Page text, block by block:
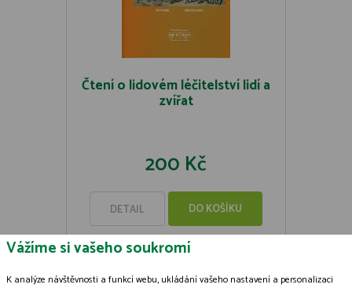
Čtení o lidovém léčitelství lidí a
zvířat
200 Kč
DETAIL DO KOŠÍKU
Vážíme si vašeho soukromí
K analýze návštěvnosti a funkcí webu, ukládání vašeho nastavení a personalizaci